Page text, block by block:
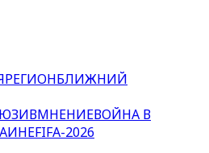
РЕГИОНБЛИЖНИЙ
МНЕНИЕВОЙНА В
FIFA-2026